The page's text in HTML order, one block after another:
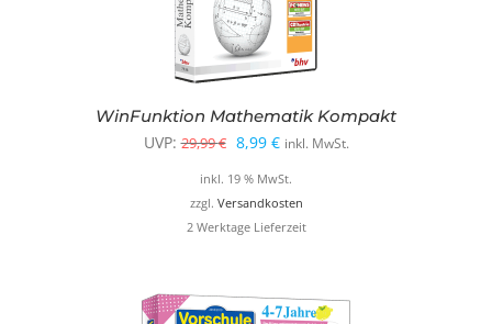
WinFunktion Mathematik Kompakt
UVP: 29,99€ Ursprünglicher
Preis
war:
29,99 €
8,99 €Aktueller
Preis
ist:
8,99 €.
inkl. MwSt.
inkl. 19 % MwSt.
zzgl. Versandkosten
2 Werktage Lieferzeit